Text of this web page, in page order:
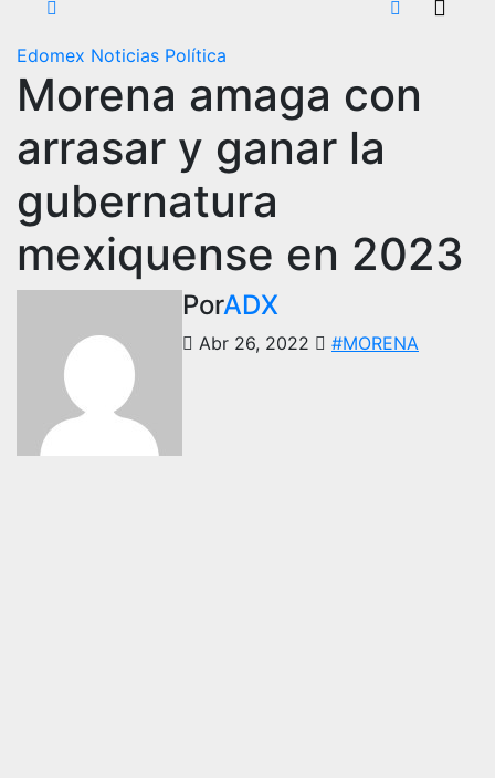
Edomex Noticias Política
Morena amaga con
arrasar y ganar la
gubernatura
mexiquense en 2023
PorADX
Abr 26, 2022 #MORENA